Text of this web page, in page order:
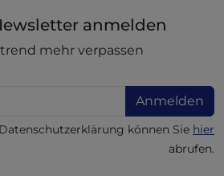
anmelden
mehr verpassen
Anmelden
können Sie hier
abrufen.